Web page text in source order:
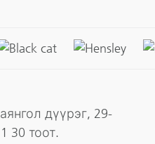
дүүрэг, 29-
30 тоот.